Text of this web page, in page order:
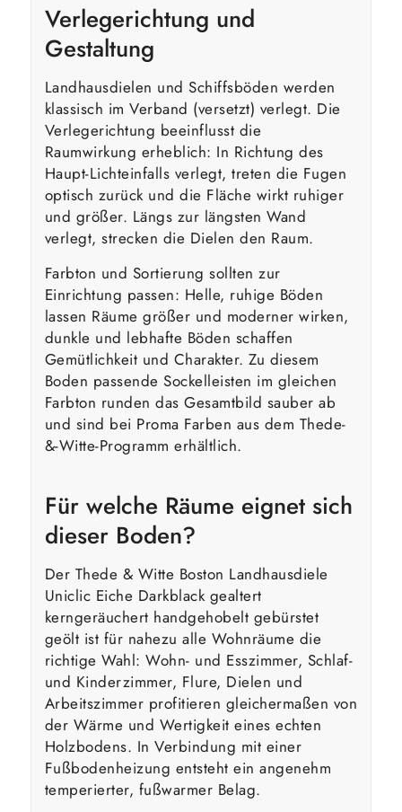
Verlegerichtung und
Gestaltung
Landhausdielen und Schiffsböden werden
klassisch im Verband (versetzt) verlegt. Die
Verlegerichtung beeinflusst die
Raumwirkung erheblich: In Richtung des
Haupt-Lichteinfalls verlegt, treten die Fugen
optisch zurück und die Fläche wirkt ruhiger
und größer. Längs zur längsten Wand
verlegt, strecken die Dielen den Raum.
Farbton und Sortierung sollten zur
Einrichtung passen: Helle, ruhige Böden
lassen Räume größer und moderner wirken,
dunkle und lebhafte Böden schaffen
Gemütlichkeit und Charakter. Zu diesem
Boden passende Sockelleisten im gleichen
Farbton runden das Gesamtbild sauber ab
und sind bei Proma Farben aus dem Thede-
&-Witte-Programm erhältlich.
Für welche Räume eignet sich
dieser Boden?
Der Thede & Witte Boston Landhausdiele
Uniclic Eiche Darkblack gealtert
kerngeräuchert handgehobelt gebürstet
geölt ist für nahezu alle Wohnräume die
richtige Wahl: Wohn- und Esszimmer, Schlaf-
und Kinderzimmer, Flure, Dielen und
Arbeitszimmer profitieren gleichermaßen von
der Wärme und Wertigkeit eines echten
Holzbodens. In Verbindung mit einer
Fußbodenheizung entsteht ein angenehm
temperierter, fußwarmer Belag.